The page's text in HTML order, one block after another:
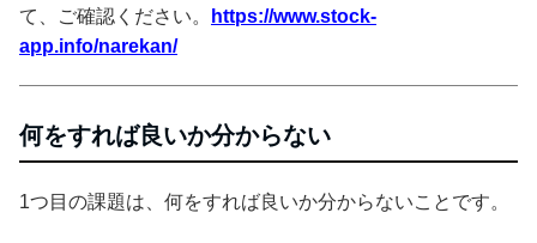
て、ご確認ください。
https://www.stock-
app.info/narekan/
何をすれば良いか分からない
1つ目の課題は、何をすれば良いか分からないことです。